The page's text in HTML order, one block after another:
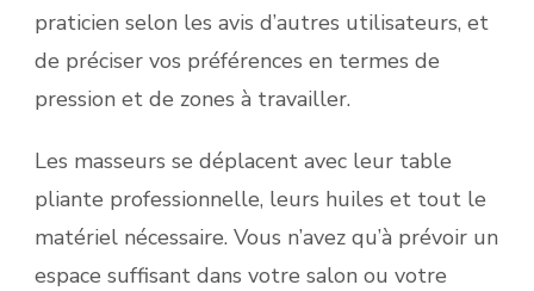
praticien selon les avis d’autres utilisateurs, et
de préciser vos préférences en termes de
pression et de zones à travailler.
Les masseurs se déplacent avec leur table
pliante professionnelle, leurs huiles et tout le
matériel nécessaire. Vous n’avez qu’à prévoir un
espace suffisant dans votre salon ou votre